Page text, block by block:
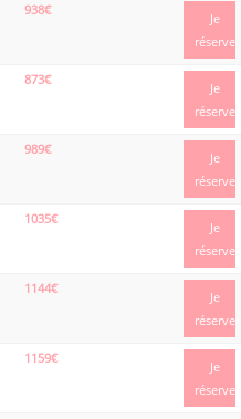
938€
Je
réserve
873€
Je
réserve
989€
Je
réserve
1035€
Je
réserve
1144€
Je
réserve
1159€
Je
réserve